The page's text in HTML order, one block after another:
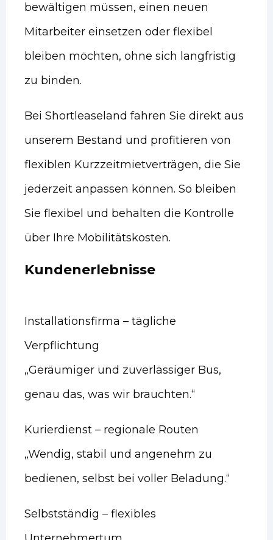
bewältigen müssen, einen neuen
Mitarbeiter einsetzen oder flexibel
bleiben möchten, ohne sich langfristig
zu binden.
Bei Shortleaseland fahren Sie direkt aus
unserem Bestand und profitieren von
flexiblen Kurzzeitmietverträgen, die Sie
jederzeit anpassen können. So bleiben
Sie flexibel und behalten die Kontrolle
über Ihre Mobilitätskosten.
Kundenerlebnisse
Installationsfirma – tägliche
Verpflichtung
„Geräumiger und zuverlässiger Bus,
genau das, was wir brauchten.“
Kurierdienst – regionale Routen
„Wendig, stabil und angenehm zu
bedienen, selbst bei voller Beladung.“
Selbstständig – flexibles